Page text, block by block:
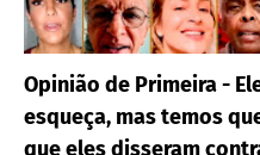
Opinião de Primeira -
esqueça, mas temos
que eles disseram